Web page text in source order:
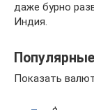
даже бурно
Индия.
Показать